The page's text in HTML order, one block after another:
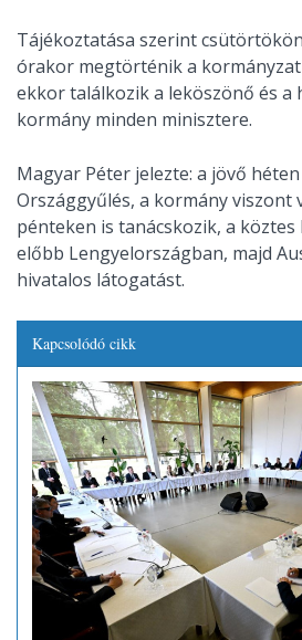
Tájékoztatása szerint
órakor megtörténik a
ekkor találkozik a leköszönő és a
kormány minden minisztere.
Magyar Péter jelezte: a jövő
Országgyűlés, a kormány
pénteken is tanácskozik, a
előbb Lengyelországban, majd
hivatalos látogatást.
Kapcsolódó cikk